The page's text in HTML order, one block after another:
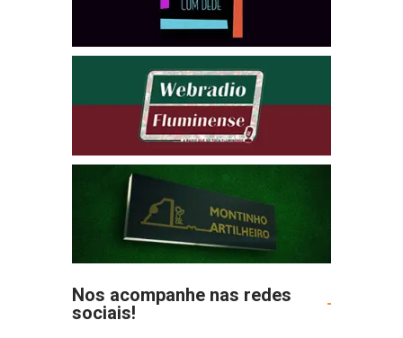
Nos acompanhe nas redes
sociais!